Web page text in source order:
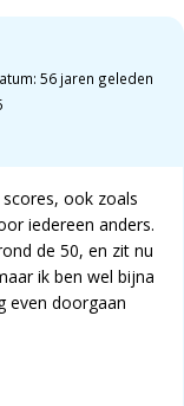
56 jaren geleden
ook zoals
iedereen anders.
de 50, en zit nu
ik ben wel bijna
even doorgaan